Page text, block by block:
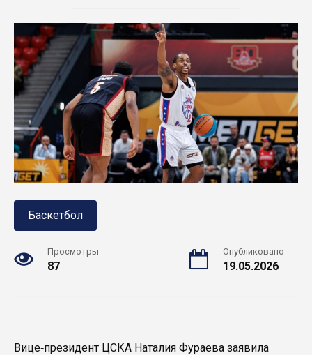
Баскетбол
Просмотры
87
Опубликовано
19.05.2026
Вице‑президент ЦСКА Наталия Фураева заявила